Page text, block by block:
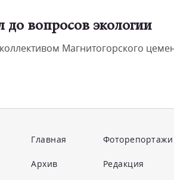
до вопросов экологии
Магнитогорского
Главная
Архив
Фоторепортажи
Редакция